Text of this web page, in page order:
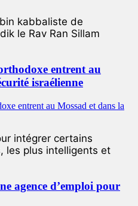
kabbaliste de
le Rav Ran Sillam
entrent au
israélienne
intégrer certains
les plus intelligents et
agence d’emploi pour